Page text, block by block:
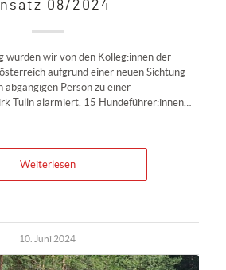
08/2024
wurden wir von den Kolleg:innen der
aufgrund einer neuen Sichtung
abgängigen Person zu einer
Tulln alarmiert. 15 Hundeführer:innen…
Weiterlesen
10. Juni 2024